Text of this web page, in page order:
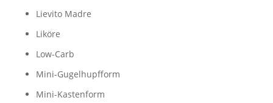
Lievito Madre
Liköre
Low-Carb
Mini-Gugelhupfform
Mini-Kastenform